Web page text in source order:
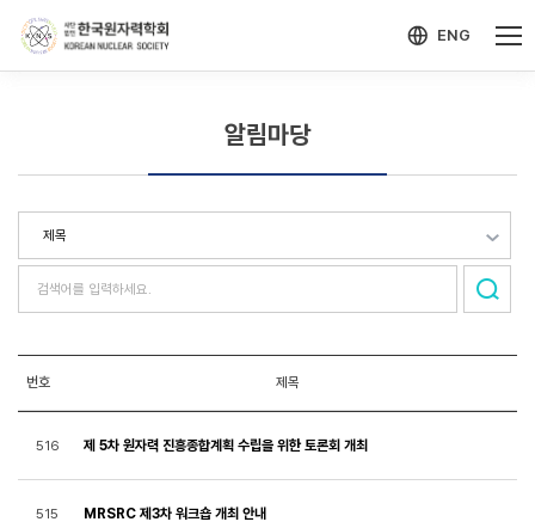
ENG
알림마당
번호 제목
516 제 5차 원자력 진흥종합계획 수립을 위한 토론회 개최
515 MRSRC 제3차 워크숍 개최 안내